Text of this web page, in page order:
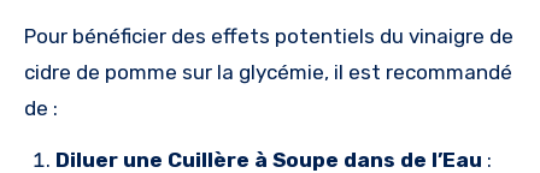
Pour bénéficier des effets potentiels du vinaigre de
cidre de pomme sur la glycémie, il est recommandé
de :
Diluer une Cuillère à Soupe dans de l’Eau :